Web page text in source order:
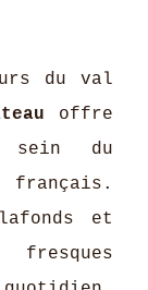
du val
offre
sein du
et